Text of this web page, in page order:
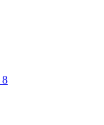
8